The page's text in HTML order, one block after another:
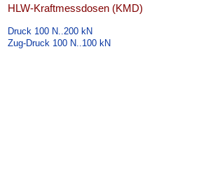
HLW-Kraftmessdosen (KMD)
Druck 100 N..200 kN
Zug-Druck 100 N..100 kN